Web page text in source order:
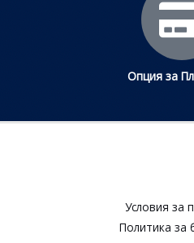
Опция за
Условия за
Политика за